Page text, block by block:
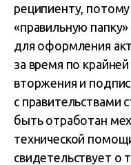
реципиенту,
«правильную
для оформления
за время по
вторжения и
с правительствами
быть отработан
технической
свидетельствует о